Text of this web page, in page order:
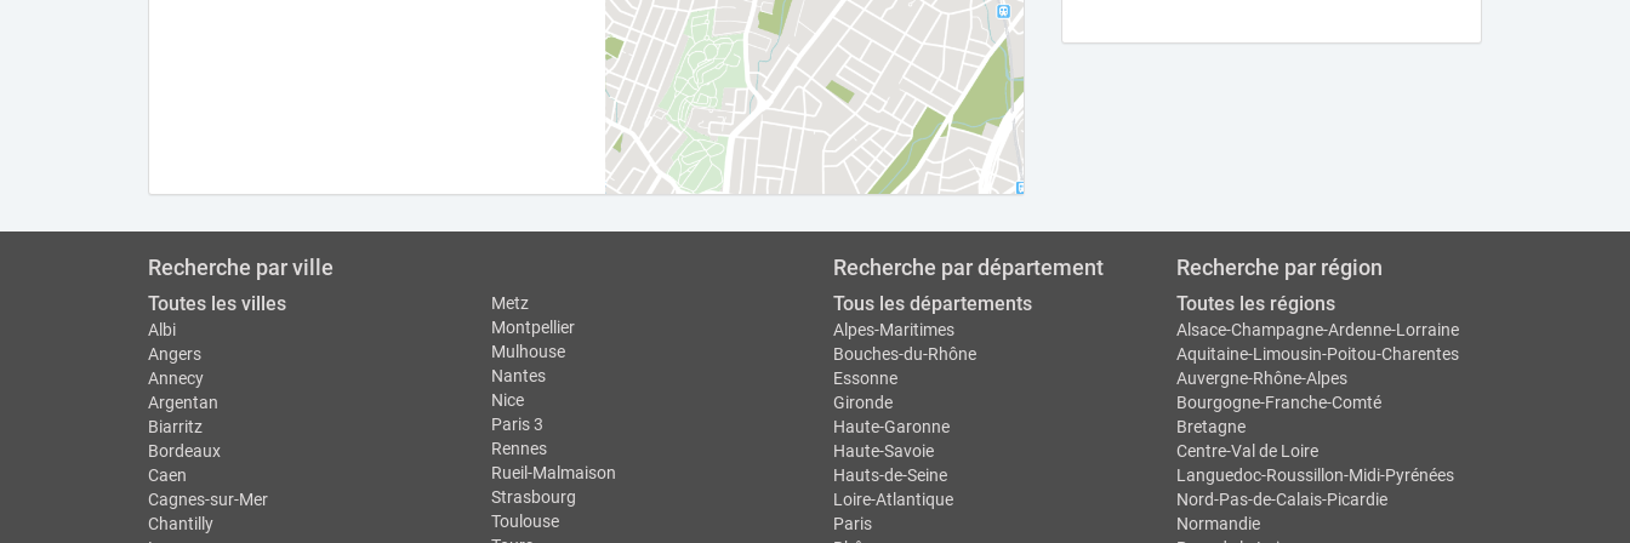
Recherche par ville
Toutes les villes
Albi
Angers
Annecy
Argentan
Biarritz
Bordeaux
Caen
Cagnes-sur-Mer
Chantilly
Metz
Montpellier
Mulhouse
Nantes
Nice
Paris 3
Rennes
Rueil-Malmaison
Strasbourg
Toulouse
Recherche par département
Tous les départements
Alpes-Maritimes
Bouches-du-Rhône
Essonne
Gironde
Haute-Garonne
Haute-Savoie
Hauts-de-Seine
Loire-Atlantique
Paris
Recherche par région
Toutes les régions
Alsace-Champagne-Ardenne-Lorraine
Aquitaine-Limousin-Poitou-Charentes
Auvergne-Rhône-Alpes
Bourgogne-Franche-Comté
Bretagne
Centre-Val de Loire
Languedoc-Roussillon-Midi-Pyrénées
Nord-Pas-de-Calais-Picardie
Normandie